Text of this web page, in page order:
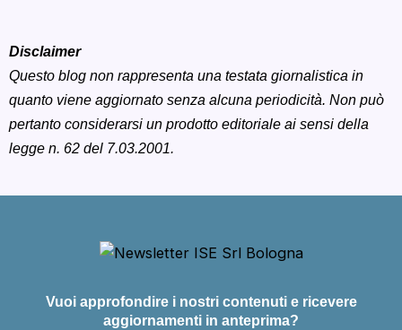
Disclaimer
Questo blog non rappresenta una testata giornalistica in
quanto viene aggiornato senza alcuna periodicità. Non può
pertanto considerarsi un prodotto editoriale ai sensi della
legge n. 62 del 7.03.2001.
Vuoi approfondire i nostri contenuti e ricevere
aggiornamenti in anteprima?